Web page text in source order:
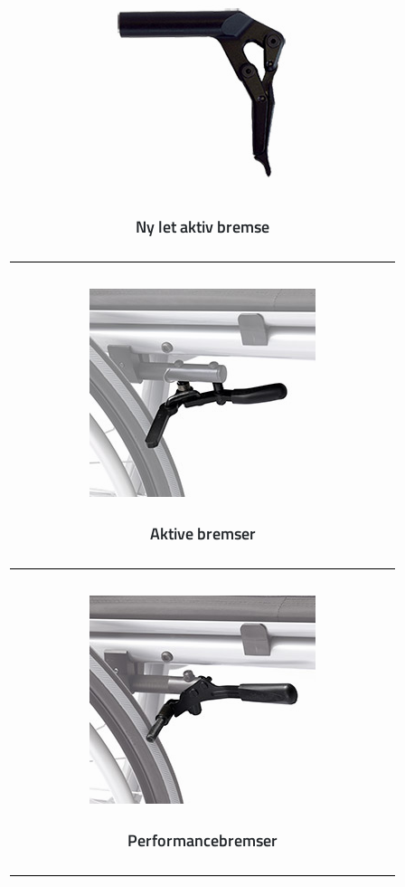
Ny let aktiv bremse
Aktive bremser
Performancebremser
IRELAND
SPAIN
SUISSE
SVIZZERA
SWEDEN
UNITED KINGDOM